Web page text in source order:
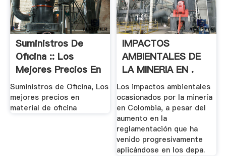
Suministros De
Oficina :: Los
Mejores Precios En
.
Suministros de Oficina, Los
mejores precios en
material de oficina
IMPACTOS
AMBIENTALES DE
LA MINERIA EN .
Los impactos ambientales
ocasionados por la minería
en Colombia, a pesar del
aumento en la
reglamentación que ha
venido progresivamente
aplicándose en los depa.